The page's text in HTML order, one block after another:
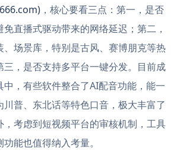
，核心要看三点：第一，是否
直播式驱动带来的网络延迟；第二，
、场景库，特别是古风、赛博朋克等热
三，是否支持多平台一键分发。目前成
中，有些软件整合了AI配音功能，能一
普、东北话等特色口音，极大丰富了
，考虑到短视频平台的审核机制，工具
能也值得纳入考量。